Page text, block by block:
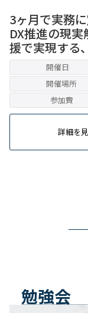
3ヶ月で実務
DX推進の現
援で実現する
開催日
開催場所
参加費
詳細を
勉強会